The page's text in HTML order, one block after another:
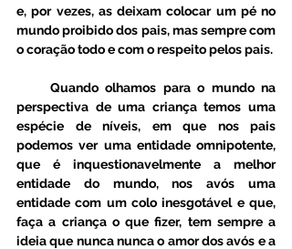
e, por vezes, as deixam colocar um pé no
mundo proibido dos pais, mas sempre com
o coração todo e com o respeito pelos pais.
perspectiva de uma criança temos uma
espécie de níveis, em que nos pais
podemos ver uma entidade omnipotente,
que é inquestionavelmente a melhor
entidade do mundo, nos avós uma
entidade com um colo inesgotável e que,
faça a criança o que fizer, tem sempre a
ideia que nunca nunca o amor dos avós e a